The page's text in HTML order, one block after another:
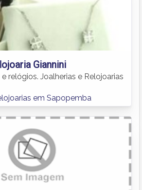
Giannini
relógios. Joalherias e Relojoarias
em Sapopemba